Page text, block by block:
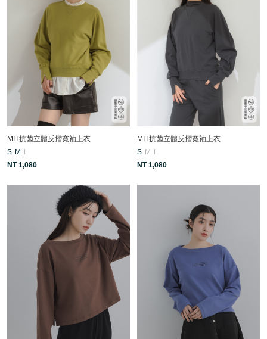
MIT抗菌立體反摺寬袖上衣
S M L
NT 1,080
MIT抗菌立體反摺寬袖上衣
S M L
NT 1,080